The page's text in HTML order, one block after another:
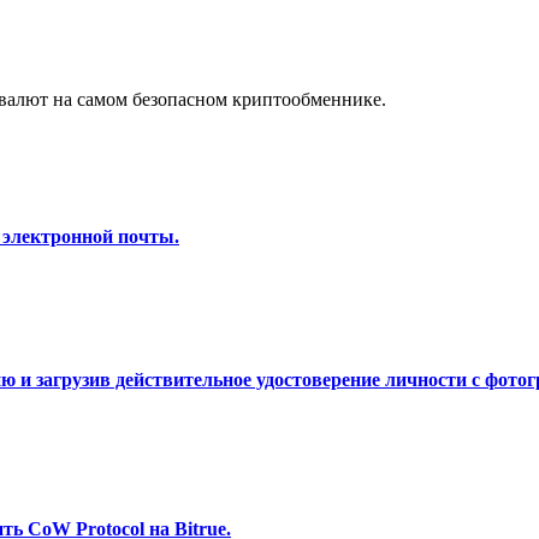
трейдинг
т. д.
на самом безопасном криптообменнике.
почты.
загрузив действительное удостоверение личности с
CoW Protocol на Bitrue.